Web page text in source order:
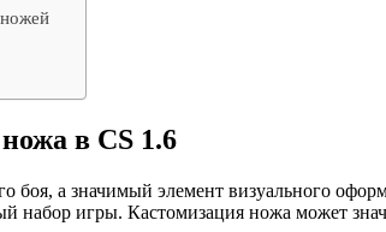
в CS 1.6
а значимый элемент визуального
набор игры. Кастомизация ножа может